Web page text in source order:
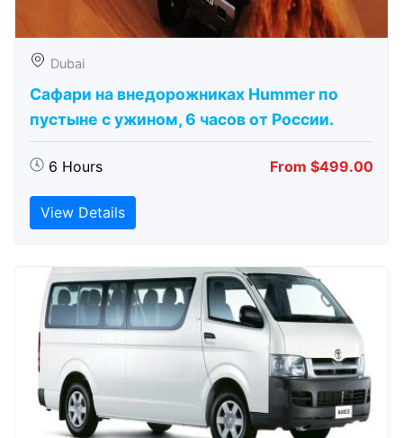
Dubai
Сафари на внедорожниках Hummer по
пустыне с ужином, 6 часов от России.
6 Hours From $499.00
View Details